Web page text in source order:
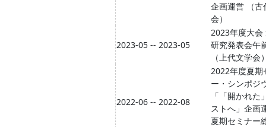
企画運営 （古
会）
2023-05 -- 2023-05
2023年度大会
研究発表会午
（上代文学会
2022-06 -- 2022-08
2022年度夏期
ー・シンポジ
「「開かれた
ストへ」企画
夏期セミナー